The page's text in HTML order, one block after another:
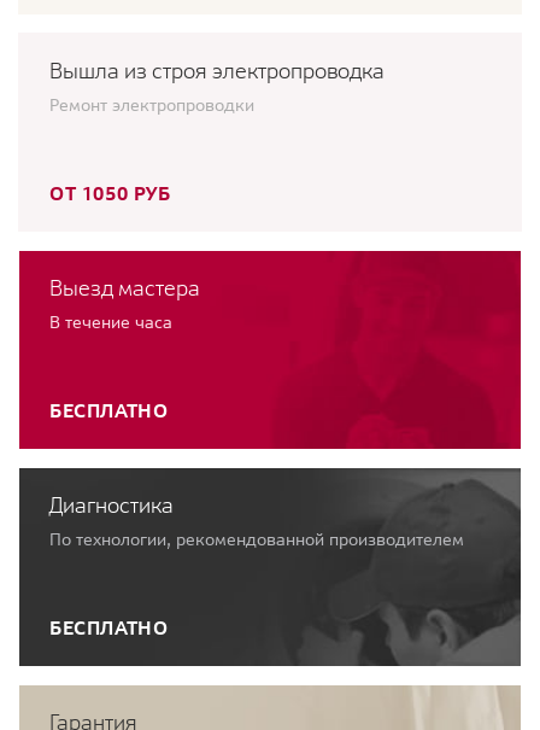
Вышла из строя электропроводка
Ремонт электропроводки
ОТ 1050 РУБ
Выезд мастера
В течение часа
БЕСПЛАТНО
Диагностика
По технологии, рекомендованной производителем
БЕСПЛАТНО
Гарантия